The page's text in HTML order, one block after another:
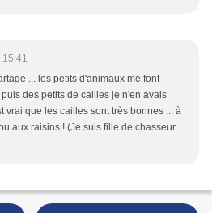
15:41
... les petits d'animaux me font
des petits de cailles je n'en avais
vrai que les cailles sont très bonnes ... à
aux raisins ! (Je suis fille de chasseur